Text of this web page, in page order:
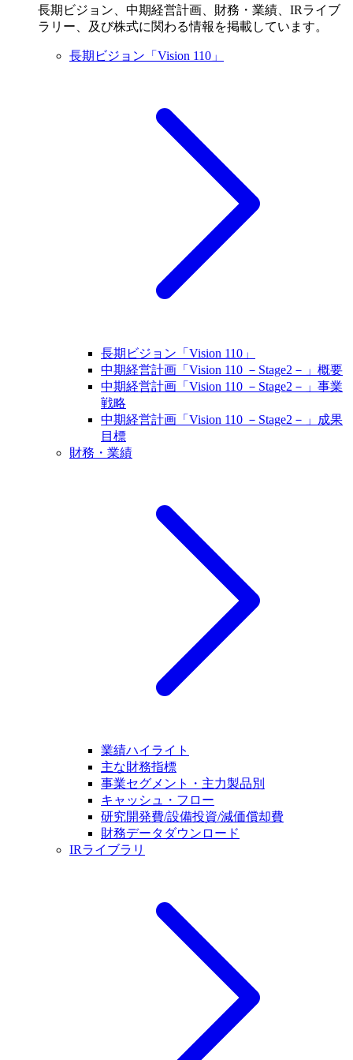
長期ビジョン、中期経営計画、財務・業績、IRライブ
ラリー、及び株式に関わる情報を掲載しています。
長期ビジョン「Vision 110」
長期ビジョン「Vision 110」
中期経営計画「Vision 110 －Stage2－」概要
中期経営計画「Vision 110 －Stage2－」事業
戦略
中期経営計画「Vision 110 －Stage2－」成果
目標
財務・業績
業績ハイライト
主な財務指標
事業セグメント・主力製品別
キャッシュ・フロー
研究開発費/設備投資/減価償却費
財務データダウンロード
IRライブラリ